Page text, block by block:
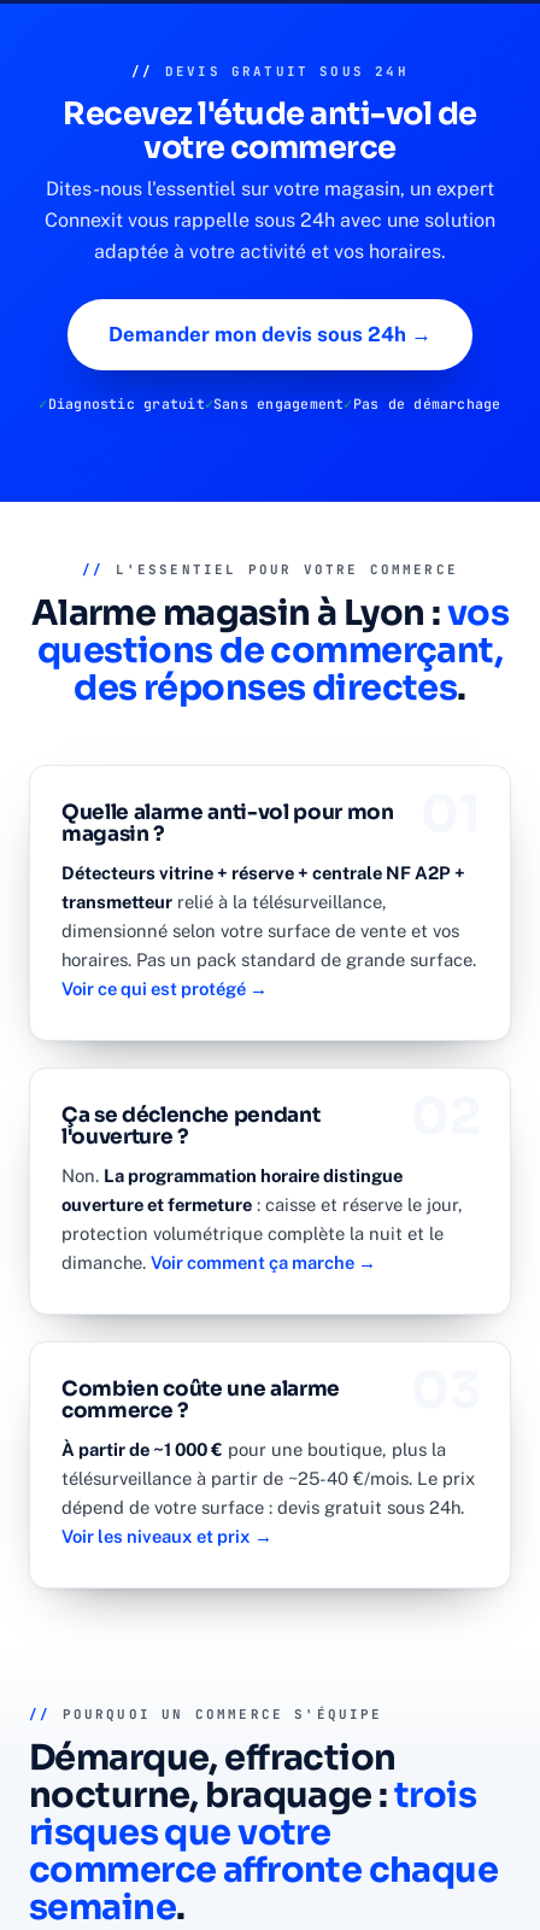
// DEVIS GRATUIT SOUS 24H
Recevez l'étude anti-vol de
votre commerce
Dites-nous l'essentiel sur votre magasin, un expert
Connexit vous rappelle sous 24h avec une solution
adaptée à votre activité et vos horaires.
Demander mon devis sous 24h →
Diagnostic gratuit Sans engagement Pas de démarchage
// L'ESSENTIEL POUR VOTRE COMMERCE
Alarme magasin à Lyon :vos
questions de commerçant,
des réponses directes.
Quelle alarme anti-vol pour mon
magasin ?
Détecteurs vitrine + réserve + centrale NF A2P +
transmetteur relié à la télésurveillance,
dimensionné selon votre surface de vente et vos
horaires. Pas un pack standard de grande surface.
Voir ce qui est protégé →
Ça se déclenche pendant
l'ouverture ?
Non. La programmation horaire distingue
ouverture et fermeture : caisse et réserve le jour,
protection volumétrique complète la nuit et le
dimanche. Voir comment ça marche →
Combien coûte une alarme
commerce ?
À partir de ~1 000 € pour une boutique, plus la
télésurveillance à partir de ~25-40 €/mois. Le prix
dépend de votre surface : devis gratuit sous 24h.
Voir les niveaux et prix →
// POURQUOI UN COMMERCE S'ÉQUIPE
Démarque, effraction
nocturne, braquage :trois
risques que votre
commerce affronte chaque
semaine.